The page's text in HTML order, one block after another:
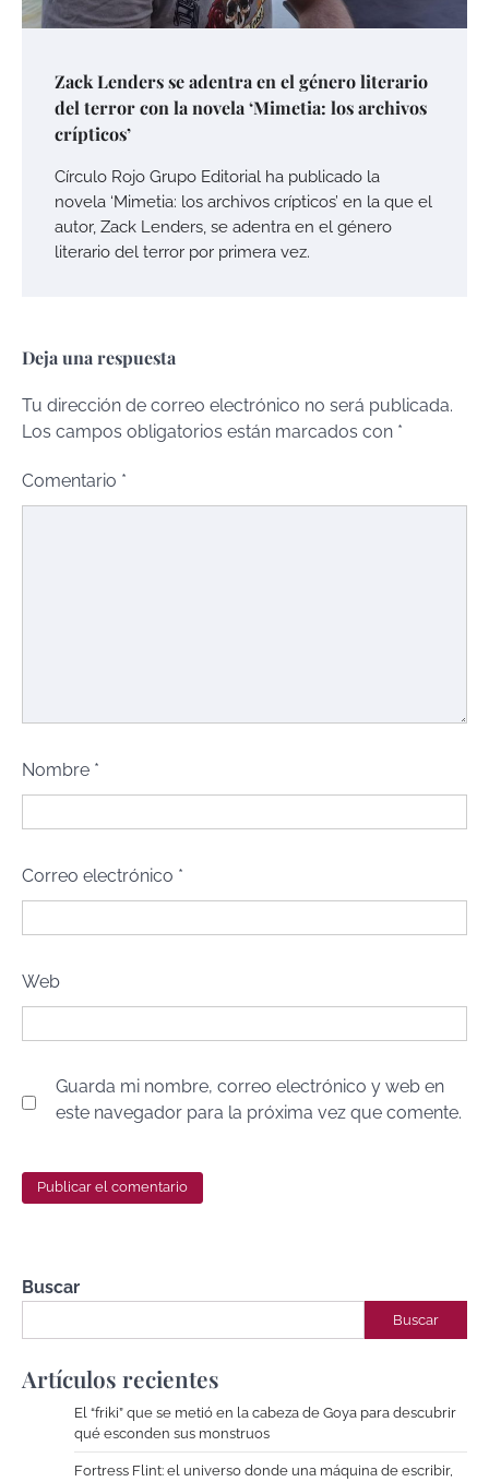
Zack Lenders se adentra en el género literario
del terror con la novela ‘Mimetia: los archivos
crípticos’
Círculo Rojo Grupo Editorial ha publicado la
novela ‘Mimetia: los archivos crípticos’ en la que el
autor, Zack Lenders, se adentra en el género
literario del terror por primera vez.
Deja una respuesta
Tu dirección de correo electrónico no será publicada.
Los campos obligatorios están marcados con *
Comentario *
Nombre *
Correo electrónico *
Web
Guarda mi nombre, correo electrónico y web en
este navegador para la próxima vez que comente.
Buscar
Buscar
Artículos recientes
El “friki” que se metió en la cabeza de Goya para descubrir
qué esconden sus monstruos
Fortress Flint: el universo donde una máquina de escribir,